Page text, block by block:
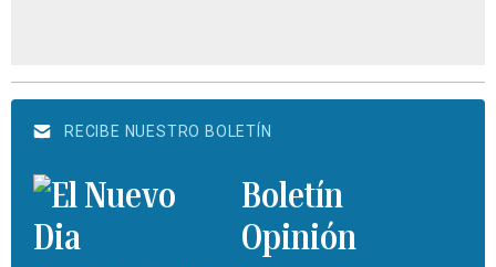
RECIBE NUESTRO BOLETÍN
Boletín
Opinión